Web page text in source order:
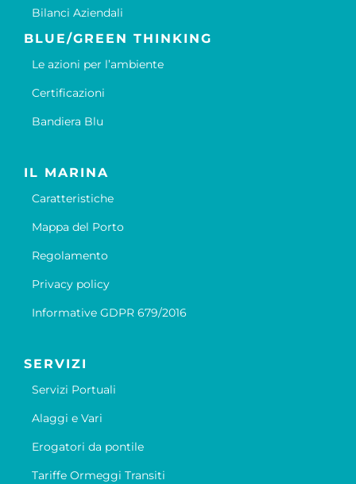
Bilanci Aziendali
BLUE/GREEN THINKING
Le azioni per l’ambiente
Certificazioni
Bandiera Blu
IL MARINA
Caratteristiche
Mappa del Porto
Regolamento
Privacy policy
Informative GDPR 679/2016
SERVIZI
Servizi Portuali
Alaggi e Vari
Erogatori da pontile
Tariffe Ormeggi Transiti